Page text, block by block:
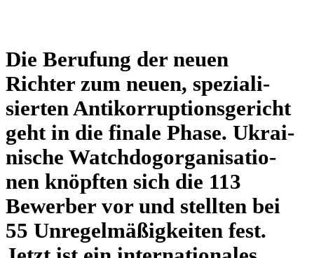
Die Beru­fung der neuen
Richter zum neuen, spe­zia­li­
sier­ten Anti­kor­rup­ti­ons­ge­richt
geht in die finale Phase. Ukrai­
ni­sche Watch­dog­or­ga­ni­sa­tio­
nen knöpf­ten sich die 113
Bewer­ber vor und stell­ten bei
55 Unre­gel­mä­ßig­kei­ten fest.